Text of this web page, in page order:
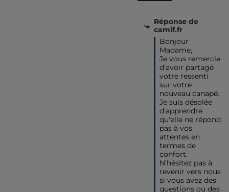
Réponse de
camif.fr
Bonjour
Madame,
Je vous remercie
d'avoir partagé
votre ressenti
sur votre
nouveau canapé.
Je suis désolée
d'apprendre
qu'elle ne répond
pas à vos
attentes en
termes de
confort.
N'hésitez pas à
revenir vers nous
si vous avez des
questions ou des